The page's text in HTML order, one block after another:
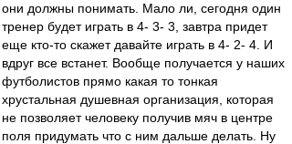
они должны понимать. Мало ли, сегодня один
тренер будет играть в 4- 3- 3, завтра придет
еще кто-то скажет давайте играть в 4- 2- 4. И
вдруг все встанет. Вообще получается у наших
футболистов прямо какая то тонкая
хрустальная душевная организация, которая
не позволяет человеку получив мяч в центре
поля придумать что с ним дальше делать. Ну